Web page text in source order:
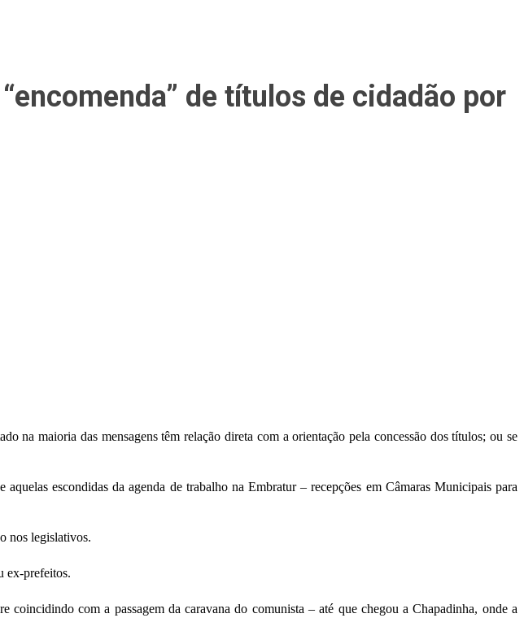
de títulos de cidadão por
na maioria das mensagens têm relação direta com a orientação pela concessão dos títulos; ou se
escondidas da agenda de trabalho na Embratur – recepções em Câmaras Municipais para
nos legislativos.
ex-prefeitos.
com a passagem da caravana do comunista – até que chegou a Chapadinha, onde a